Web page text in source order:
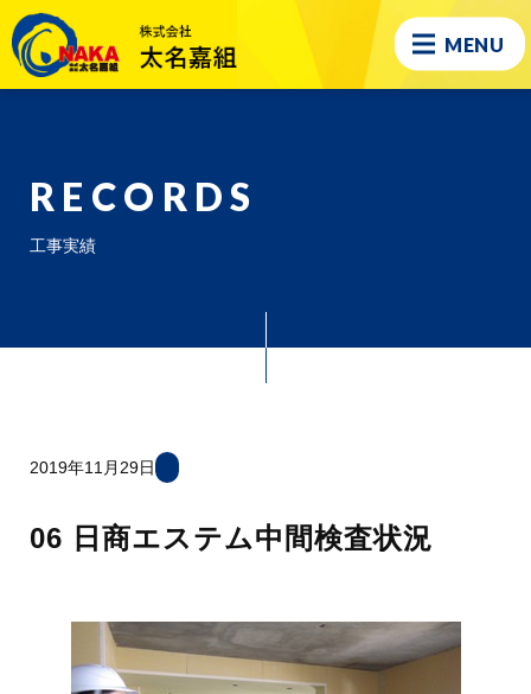
MENU
RECORDS
工事実績
2019年11月29日
06 日商エステム中間検査状況